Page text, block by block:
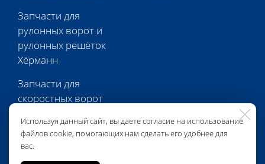
Используя данный сайт, вы даете согласие на использование
файлов cookie, помогающих нам сделать его удобнее для
вас.
Запчасти для
рулонных ворот и
рулонных решёток
Хёрманн
Запчасти для
скоростных ворот
Запчасти для
перегрузочной